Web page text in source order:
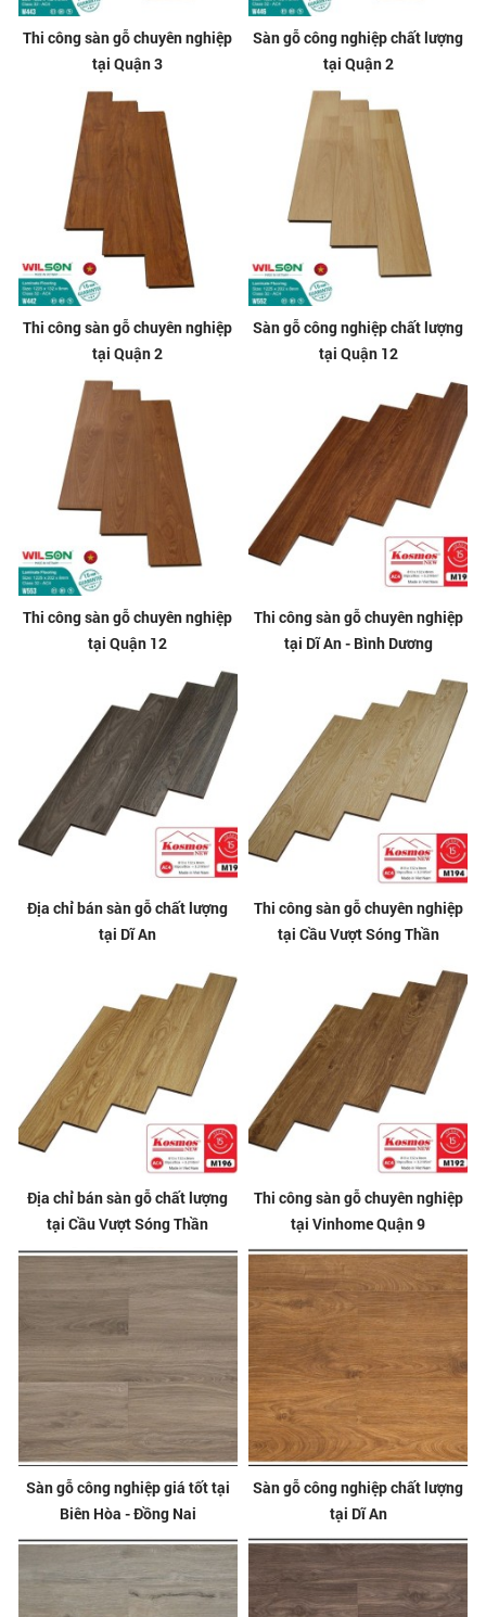
Thi công sàn gỗ chuyên nghiệp
tại Quận 3
Sàn gỗ công nghiệp chất lượng
tại Quận 2
Thi công sàn gỗ chuyên nghiệp
tại Quận 2
Sàn gỗ công nghiệp chất lượng
tại Quận 12
Thi công sàn gỗ chuyên nghiệp
tại Quận 12
Thi công sàn gỗ chuyên nghiệp
tại Dĩ An - Bình Dương
Địa chỉ bán sàn gỗ chất lượng
tại Dĩ An
Thi công sàn gỗ chuyên nghiệp
tại Cầu Vượt Sóng Thần
Địa chỉ bán sàn gỗ chất lượng
tại Cầu Vượt Sóng Thần
Thi công sàn gỗ chuyên nghiệp
tại Vinhome Quận 9
Sàn gỗ công nghiệp giá tốt tại
Biên Hòa - Đồng Nai
Sàn gỗ công nghiệp chất lượng
tại Dĩ An